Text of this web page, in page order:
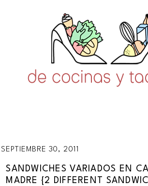
SEPTIEMBRE 30, 2011
SANDWICHES VARIADOS EN
MADRE {2 DIFFERENT